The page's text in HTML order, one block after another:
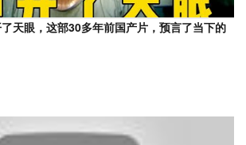
了天眼，这部30多年前国产片，预言了当下的